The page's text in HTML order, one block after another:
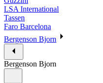
LSA International
Tassen
Faro Barcelona
Bergenson Bjorn
Bergenson Bjorn